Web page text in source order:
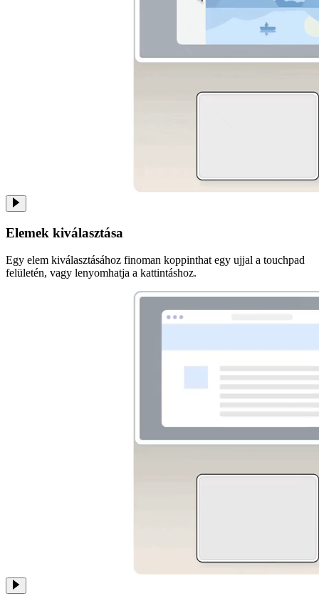
Elemek kiválasztása
Egy elem kiválasztásához finoman koppinthat egy ujjal a touchpad
felületén, vagy lenyomhatja a kattintáshoz.